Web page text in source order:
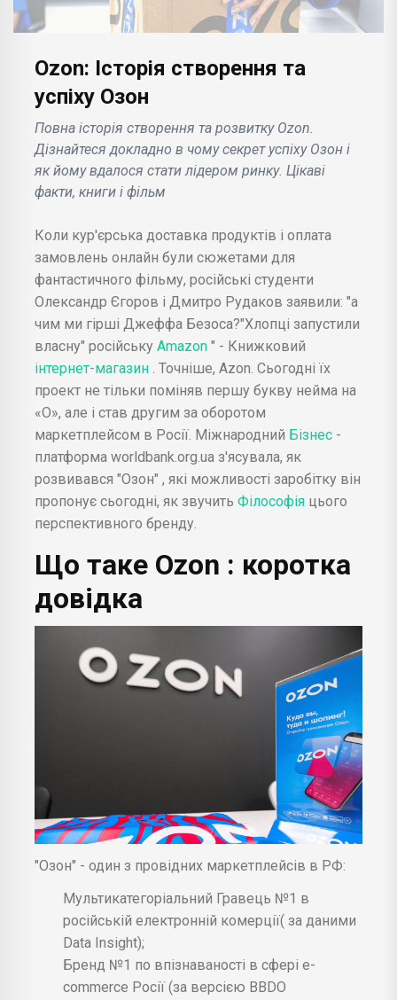
Ozon: Історія створення та
успіху Озон
Повна історія створення та розвитку Ozon.
Дізнайтеся докладно в чому секрет успіху Озон і
як йому вдалося стати лідером ринку. Цікаві
факти, книги і фільм
Коли кур'єрська доставка продуктів і оплата
замовлень онлайн були сюжетами для
фантастичного фільму, російські студенти
Олександр Єгоров і Дмитро Рудаков заявили: "а
чим ми гірші Джеффа Безоса?"Хлопці запустили
власну" російську Amazon " - Книжковий
інтернет-магазин . Точніше, Azon. Сьогодні їх
проект не тільки поміняв першу букву нейма на
«О», але і став другим за оборотом
маркетплейсом в Росії. Міжнародний Бізнес -
платформа worldbank.org.ua з'ясувала, як
розвивався "Озон" , які можливості заробітку він
пропонує сьогодні, як звучить Філософія цього
перспективного бренду.
Що таке Ozon : коротка
довідка
"Озон" - один з провідних маркетплейсів в РФ:
Мультикатегоріальний Гравець №1 в
російській електронній комерції( за даними
Data Insight);
Бренд №1 по впізнаваності в сфері e-
commerce Росії (за версією BBDO